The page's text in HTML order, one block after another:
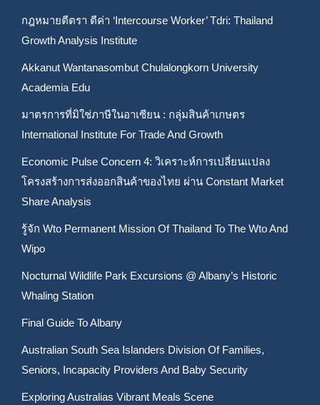
กฎหมายตีตรา ตีค่า ‘Intercourse Worker’ Tdri: Thailand
Growth Analysis Institute
Akkanut Wantanasombut Chulalongkorn University
Academia Edu
มาตรการที่มิใช่ภาษีในอาเซียน : กลุ่มสินค้าเกษตร
International Institute For Trade And Growth
Economic Pulse Concern 4: วิเคราะห์การเปลี่ยนแปลง
โครงสร้างการส่งออกสินค้าของไทย ผ่าน Constant Market
Share Analysis
รู้จัก Wto Permanent Mission Of Thailand To The Wto And
Wipo
Nocturnal Wildlife Park Excursions @ Albany’s Historic
Whaling Station
Final Guide To Albany
Australian South Sea Islanders Division Of Families,
Seniors, Incapacity Providers And Baby Security
Exploring Australias Vibrant Meals Scene